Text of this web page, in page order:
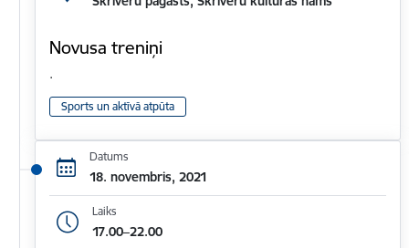
Novusa treniņi
.
Sports un aktīvā atpūta
Datums
18. novembris, 2021
Laiks
17.00–22.00